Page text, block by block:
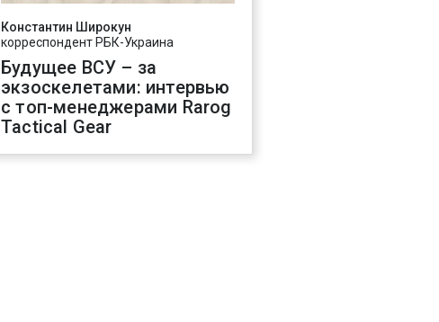
Константин Широкун
корреспондент РБК-Украина
Будущее ВСУ – за
экзоскелетами: интервью
с топ-менеджерами Rarog
Tactical Gear